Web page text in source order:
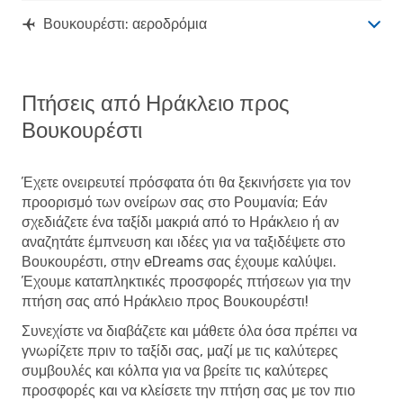
Βουκουρέστι: αεροδρόμια
Πτήσεις από Ηράκλειο προς
Βουκουρέστι
Έχετε ονειρευτεί πρόσφατα ότι θα ξεκινήσετε για τον
προορισμό των ονείρων σας στο Ρουμανία; Εάν
σχεδιάζετε ένα ταξίδι μακριά από το Ηράκλειο ή αν
αναζητάτε έμπνευση και ιδέες για να ταξιδέψετε στο
Βουκουρέστι, στην eDreams σας έχουμε καλύψει.
Έχουμε καταπληκτικές προσφορές πτήσεων για την
πτήση σας από Ηράκλειο προς Βουκουρέστι!
Συνεχίστε να διαβάζετε και μάθετε όλα όσα πρέπει να
γνωρίζετε πριν το ταξίδι σας, μαζί με τις καλύτερες
συμβουλές και κόλπα για να βρείτε τις καλύτερες
προσφορές και να κλείσετε την πτήση σας με τον πιο